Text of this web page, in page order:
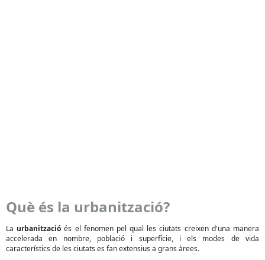
Què és la urbanització?
La urbanització és el fenomen pel qual les ciutats creixen d'una manera
accelerada en nombre, població i superfície, i els modes de vida
característics de les ciutats es fan extensius a grans àrees.